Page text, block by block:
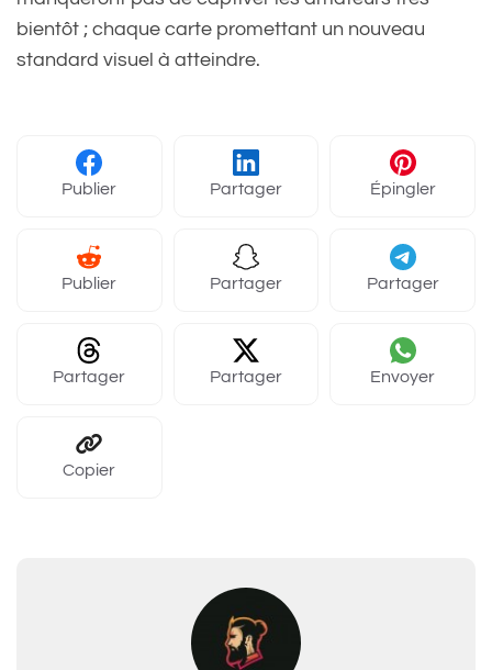
bientôt ; chaque carte promettant un nouveau
standard visuel à atteindre.
Publier Partager Épingler
Publier Partager Partager
Partager Partager Envoyer
Copier